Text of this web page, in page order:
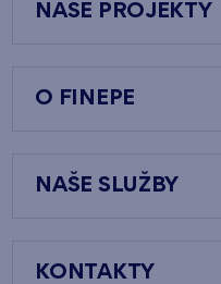
NAŠE PROJEKTY
O FINEPE
NAŠE SLUŽBY
KONTAKTY